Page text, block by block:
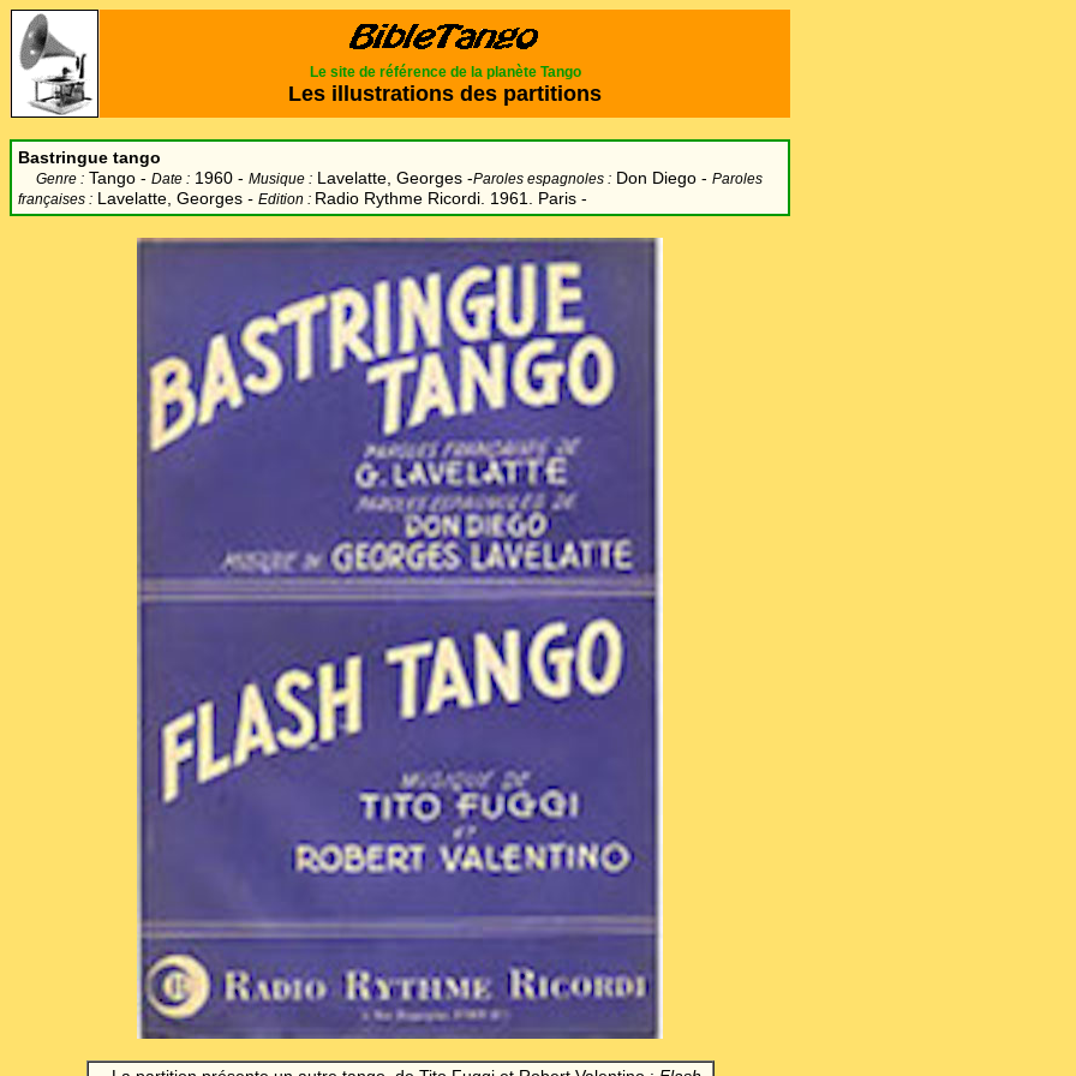
Le site de référence de la planète Tango
Les illustrations des partitions
Bastringue tango
Genre : Tango - Date : 1960 - Musique : Lavelatte, Georges -Paroles espagnoles : Don Diego - Paroles
françaises : Lavelatte, Georges - Edition : Radio Rythme Ricordi. 1961. Paris -